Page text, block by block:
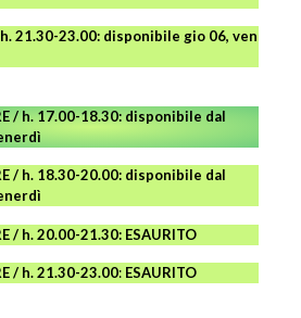
21.30-23.00: disponibile gio 06, ven
/ h. 17.00-18.30: disponibile dal
/ h. 18.30-20.00: disponibile dal
/ h. 20.00-21.30: ESAURITO
/ h. 21.30-23.00: ESAURITO